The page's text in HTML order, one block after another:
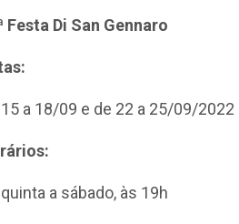
Festa Di San Gennaro
15 a 18/09 e de 22 a 25/09/2022
a sábado, às 19h